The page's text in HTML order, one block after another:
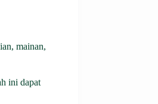
mainan,
ini dapat